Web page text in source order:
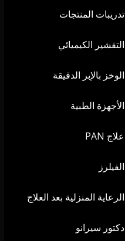
تدريبات المنتجات
التقشير الكيميائي
الوخز بالإبر الدقيقة
الأجهزة الطبية
علاج PAN
الفيلرز
الرعاية المنزلية بعد العلاج
دكتور سيرانو